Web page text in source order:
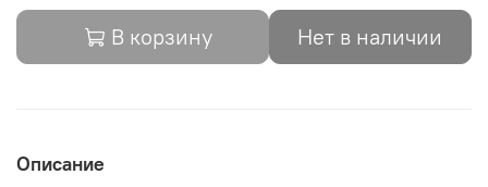
В корзину Нет в наличии
Описание